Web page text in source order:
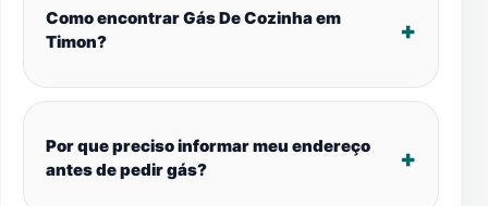
Como encontrar Gás De Cozinha em
Timon?
Por que preciso informar meu endereço
antes de pedir gás?